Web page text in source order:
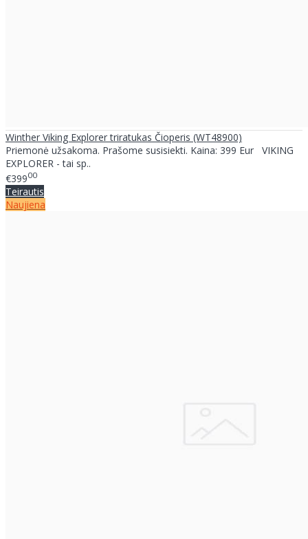
Winther Viking Explorer triratukas Čioperis (WT48900)
Priemonė užsakoma. Prašome susisiekti. Kaina: 399 Eur VIKING
EXPLORER - tai sp..
€39900
Teirautis
Naujiena